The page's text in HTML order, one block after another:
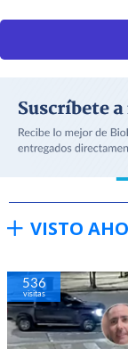
VISTO
536
visitas